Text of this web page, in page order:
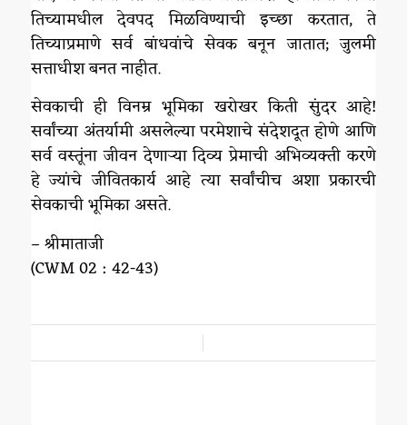
तिच्यामधील देवपद मिळविण्याची इच्छा करतात, ते
तिच्याप्रमाणे सर्व बांधवांचे सेवक बनून जातात; जुलमी
सत्ताधीश बनत नाहीत.
सेवकाची ही विनम्र भूमिका खरोखर किती सुंदर आहे!
सर्वांच्या अंतर्यामी असलेल्या परमेशाचे संदेशदूत होणे आणि
सर्व वस्तूंना जीवन देणाऱ्या दिव्य प्रेमाची अभिव्यक्ती करणे
हे ज्यांचे जीवितकार्य आहे त्या सर्वांचीच अशा प्रकारची
सेवकाची भूमिका असते.
– श्रीमाताजी
(CWM 02 : 42-43)